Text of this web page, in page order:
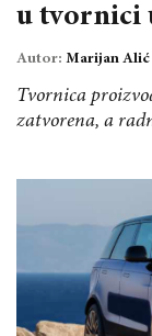
u tvornici
Autor: Marijan Alić
Tvornica
zatvorena, a